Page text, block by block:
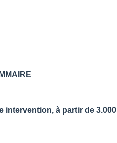
intervention, à partir de